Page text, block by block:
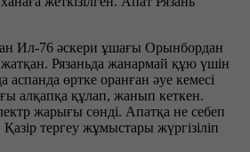
Ил-76 әскери ұшағы Орынбордан
Рязаньда жанармай құю үшін
аспанда өртке оранған әуе кемесі
алқапқа құлап, жанып кеткен.
жарығы сөнді. Апатқа не себеп
Қазір тергеу жұмыстары жүргізіліп